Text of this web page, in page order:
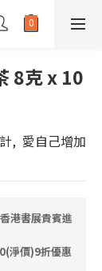
8克 x 10
,  愛自己增加
港書展貴賓進
淨價)9折優惠